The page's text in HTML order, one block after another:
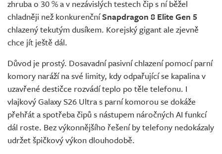
zhruba o 30 % a v nezávislých testech čip s ní běžel
chladněji než konkurenčníSnapdragon 8 Elite Gen 5
chlazený tekutým dusíkem. Korejský gigant ale zjevně
chce jít ještě dál.
Důvod je prostý. Dosavadní pasivní chlazení pomocí parní
komory naráží na své limity, kdy odpařující se kapalina v
uzavřené destičce rozvádí teplo po těle telefonu. I
vlajkový Galaxy S26 Ultra s parní komorou se dokáže
přehřát a spotřeba čipů s nástupem náročných AI funkcí
dál roste. Bez výkonnějšího řešení by telefony nedokázaly
udržet špičkový výkon dlouhodobě.